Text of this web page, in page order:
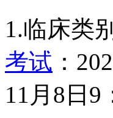
1.临床类
考试 ：
11月8日9